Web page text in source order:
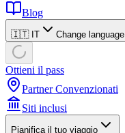
Blog
🇮🇹 IT Change language
Ottieni il pass
Partner Convenzionati
Siti inclusi
Pianifica il tuo viaggio